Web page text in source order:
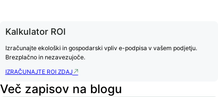
Kalkulator ROI
Izračunajte ekološki in gospodarski vpliv e-podpisa v vašem podjetju.
Brezplačno in nezavezujoče.
IZRAČUNAJTE ROI ZDAJ
Več zapisov na blogu